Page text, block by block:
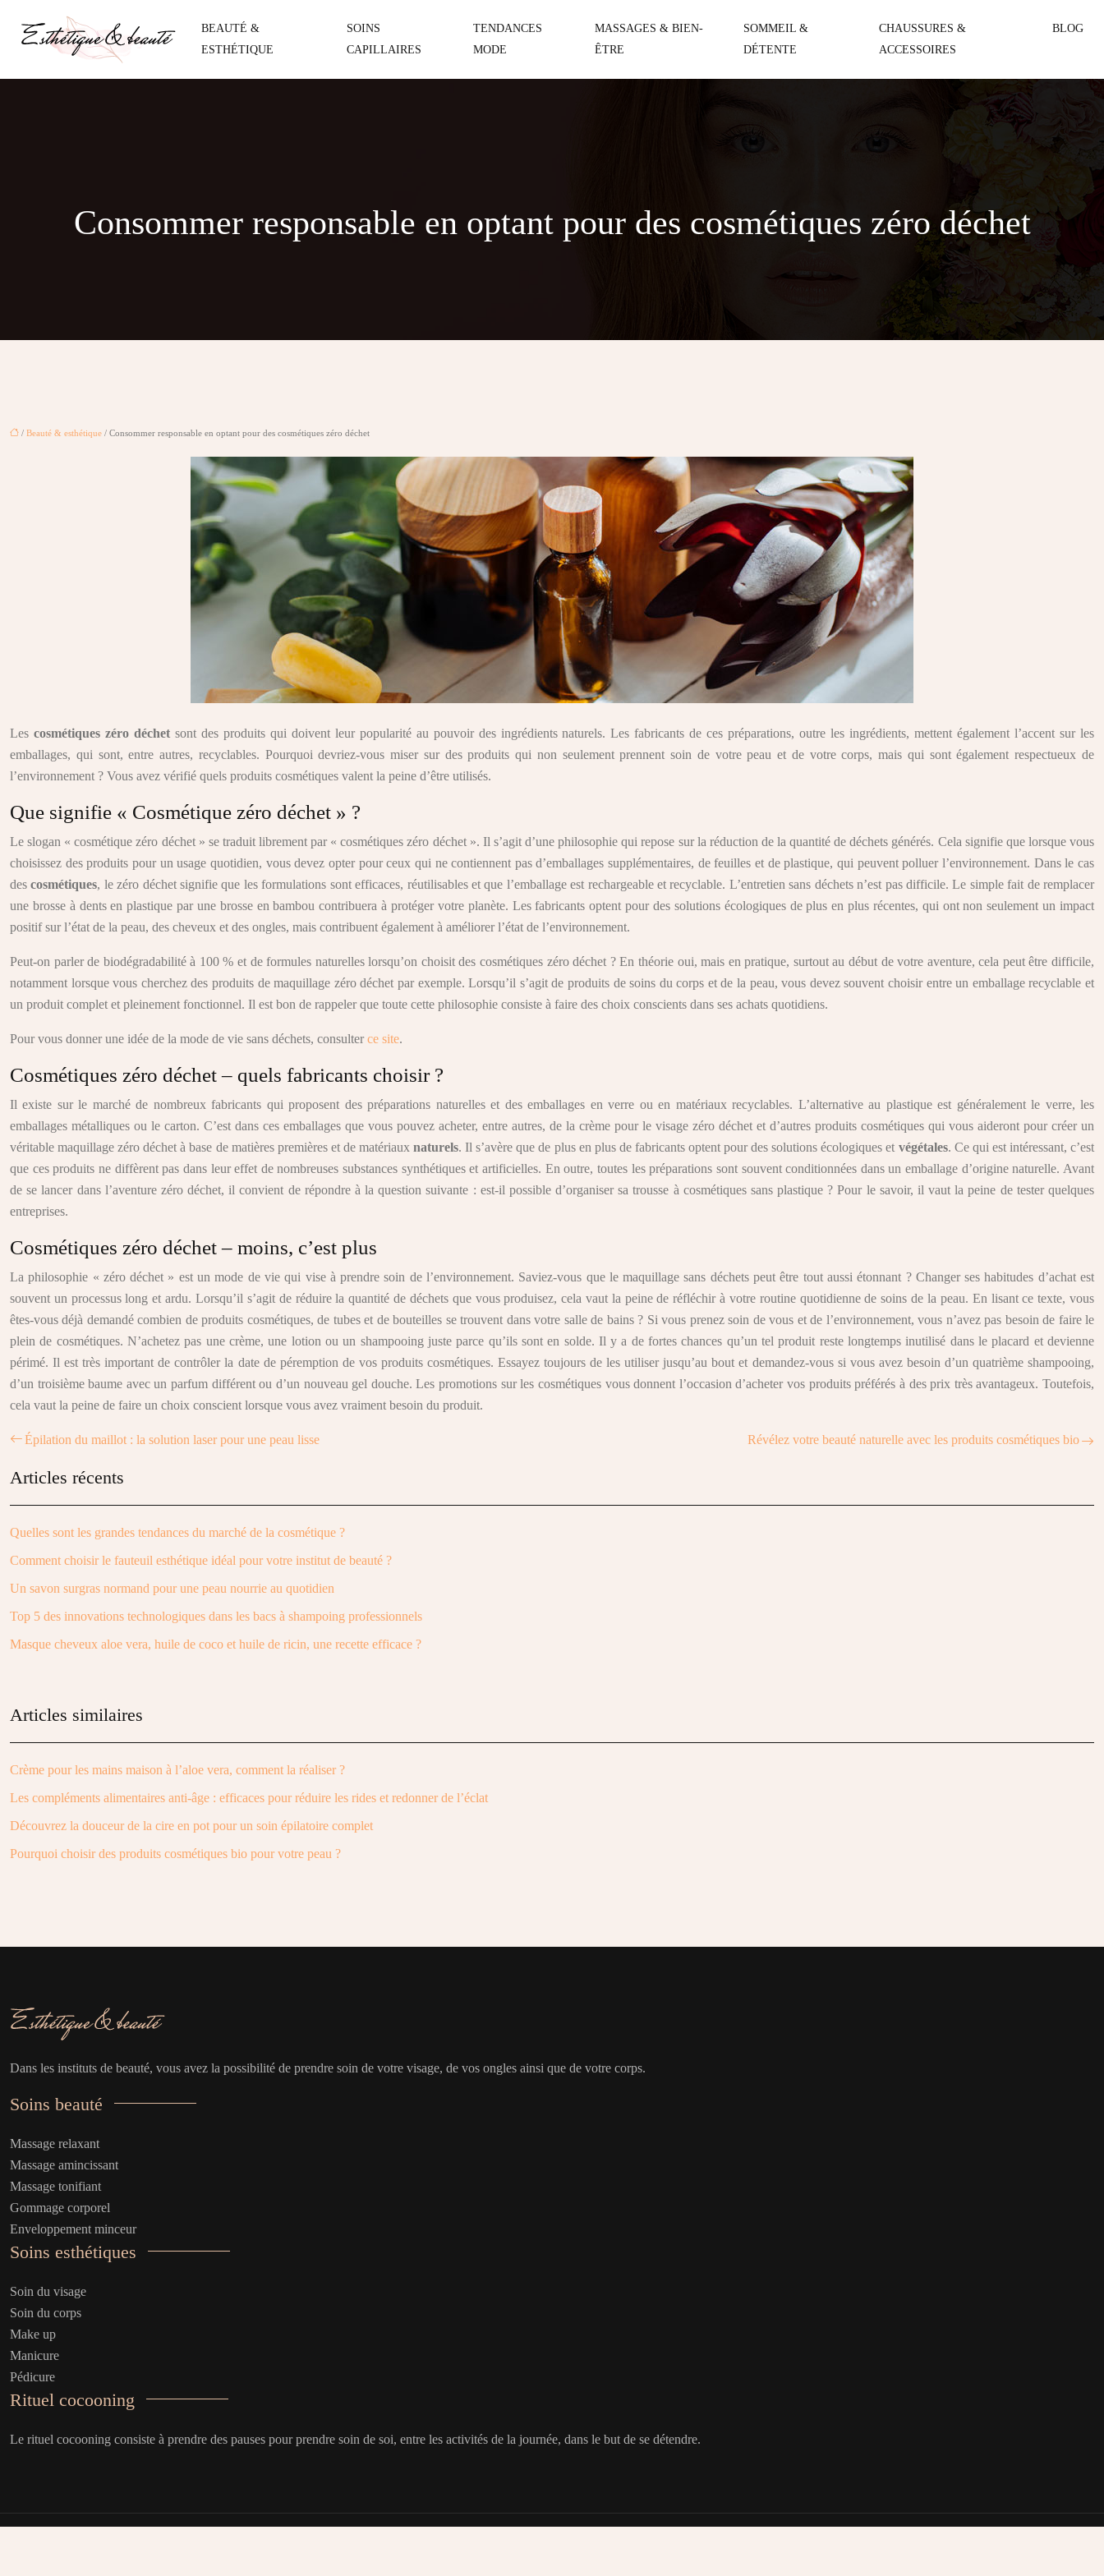
BEAUTÉ &
ESTHÉTIQUE
SOINS
CAPILLAIRES
TENDANCES
MODE
MASSAGES & BIEN-
ÊTRE
SOMMEIL &
DÉTENTE
CHAUSSURES &
ACCESSOIRES
BLOG
Consommer responsable en optant pour des cosmétiques zéro déchet
/ Beauté & esthétique / Consommer responsable en optant pour des cosmétiques zéro déchet
Les cosmétiques zéro déchetsont des produits qui doivent leur popularité au pouvoir des ingrédients naturels. Les fabricants de ces préparations, outre les ingrédients, mettent également l’accent sur les
emballages, qui sont, entre autres, recyclables. Pourquoi devriez-vous miser sur des produits qui non seulement prennent soin de votre peau et de votre corps, mais qui sont également respectueux de
l’environnement ? Vous avez vérifié quels produits cosmétiques valent la peine d’être utilisés.
Que signifie « Cosmétique zéro déchet » ?
Le slogan « cosmétique zéro déchet » se traduit librement par « cosmétiques zéro déchet ». Il s’agit d’une philosophie qui repose sur la réduction de la quantité de déchets générés. Cela signifie que lorsque vous
choisissez des produits pour un usage quotidien, vous devez opter pour ceux qui ne contiennent pas d’emballages supplémentaires, de feuilles et de plastique, qui peuvent polluer l’environnement. Dans le cas
descosmétiques, le zéro déchet signifie que les formulations sont efficaces, réutilisables et que l’emballage est rechargeable et recyclable. L’entretien sans déchets n’est pas difficile. Le simple fait de remplacer
une brosse à dents en plastique par une brosse en bambou contribuera à protéger votre planète. Les fabricants optent pour des solutions écologiques de plus en plus récentes, qui ont non seulement un impact
positif sur l’état de la peau, des cheveux et des ongles, mais contribuent également à améliorer l’état de l’environnement.
Peut-on parler de biodégradabilité à 100 % et de formules naturelles lorsqu’on choisit des cosmétiques zéro déchet ? En théorie oui, mais en pratique, surtout au début de votre aventure, cela peut être difficile,
notamment lorsque vous cherchez des produits de maquillage zéro déchet par exemple. Lorsqu’il s’agit de produits de soins du corps et de la peau, vous devez souvent choisir entre un emballage recyclable et
un produit complet et pleinement fonctionnel. Il est bon de rappeler que toute cette philosophie consiste à faire des choix conscients dans ses achats quotidiens.
Pour vous donner une idée de la mode de vie sans déchets, consulterce site.
Cosmétiques zéro déchet – quels fabricants choisir ?
Il existe sur le marché de nombreux fabricants qui proposent des préparations naturelles et des emballages en verre ou en matériaux recyclables. L’alternative au plastique est généralement le verre, les
emballages métalliques ou le carton. C’est dans ces emballages que vous pouvez acheter, entre autres, de la crème pour le visage zéro déchet et d’autres produits cosmétiques qui vous aideront pour créer un
véritable maquillage zéro déchet à base de matières premières et de matériauxnaturels. Il s’avère que de plus en plus de fabricants optent pour des solutions écologiques et végétales. Ce qui est intéressant, c’est
que ces produits ne diffèrent pas dans leur effet de nombreuses substances synthétiques et artificielles. En outre, toutes les préparations sont souvent conditionnées dans un emballage d’origine naturelle. Avant
de se lancer dans l’aventure zéro déchet, il convient de répondre à la question suivante : est-il possible d’organiser sa trousse à cosmétiques sans plastique ? Pour le savoir, il vaut la peine de tester quelques
entreprises.
Cosmétiques zéro déchet – moins, c’est plus
La philosophie « zéro déchet » est un mode de vie qui vise à prendre soin de l’environnement. Saviez-vous que le maquillage sans déchets peut être tout aussi étonnant ? Changer ses habitudes d’achat est
souvent un processus long et ardu. Lorsqu’il s’agit de réduire la quantité de déchets que vous produisez, cela vaut la peine de réfléchir à votre routine quotidienne de soins de la peau. En lisant ce texte, vous
êtes-vous déjà demandé combien de produits cosmétiques, de tubes et de bouteilles se trouvent dans votre salle de bains ? Si vous prenez soin de vous et de l’environnement, vous n’avez pas besoin de faire le
plein de cosmétiques. N’achetez pas une crème, une lotion ou un shampooing juste parce qu’ils sont en solde. Il y a de fortes chances qu’un tel produit reste longtemps inutilisé dans le placard et devienne
périmé. Il est très important de contrôler la date de péremption de vos produits cosmétiques. Essayez toujours de les utiliser jusqu’au bout et demandez-vous si vous avez besoin d’un quatrième shampooing,
d’un troisième baume avec un parfum différent ou d’un nouveau gel douche. Les promotions sur les cosmétiques vous donnent l’occasion d’acheter vos produits préférés à des prix très avantageux. Toutefois,
cela vaut la peine de faire un choix conscient lorsque vous avez vraiment besoin du produit.
Épilation du maillot : la solution laser pour une peau lisse Révélez votre beauté naturelle avec les produits cosmétiques bio
Articles récents
Quelles sont les grandes tendances du marché de la cosmétique ?
Comment choisir le fauteuil esthétique idéal pour votre institut de beauté ?
Un savon surgras normand pour une peau nourrie au quotidien
Top 5 des innovations technologiques dans les bacs à shampoing professionnels
Masque cheveux aloe vera, huile de coco et huile de ricin, une recette efficace ?
Articles similaires
Crème pour les mains maison à l’aloe vera, comment la réaliser ?
Les compléments alimentaires anti-âge : efficaces pour réduire les rides et redonner de l’éclat
Découvrez la douceur de la cire en pot pour un soin épilatoire complet
Pourquoi choisir des produits cosmétiques bio pour votre peau ?
Dans les instituts de beauté, vous avez la possibilité de prendre soin de votre visage, de vos ongles ainsi que de votre corps.
Soins beauté
Massage relaxant
Massage amincissant
Massage tonifiant
Gommage corporel
Enveloppement minceur
Soins esthétiques
Soin du visage
Soin du corps
Make up
Manicure
Pédicure
Rituel cocooning
Le rituel cocooning consiste à prendre des pauses pour prendre soin de soi, entre les activités de la journée, dans le but de se détendre.